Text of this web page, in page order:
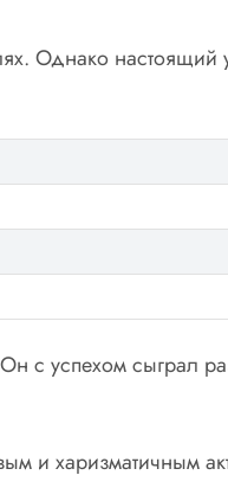
Однако
с успехом сыграл
и харизматичным